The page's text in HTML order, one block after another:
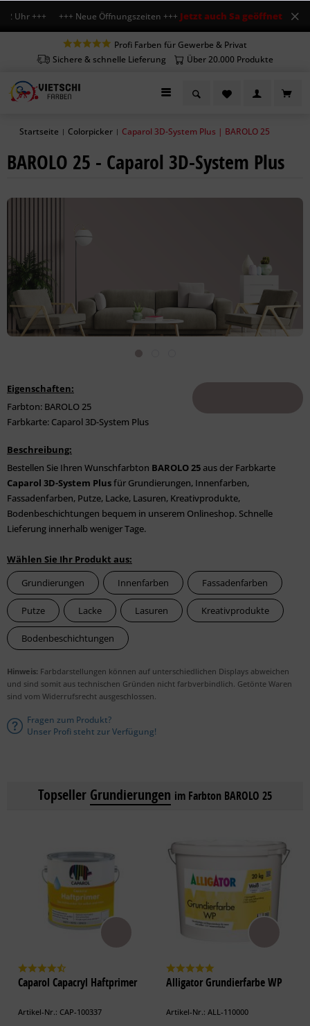
Uhr +++ +++ Neue Öffnungszeiten +++Jetzt auch Sa geöffnet+++ Mo-
Profi Farben für Gewerbe & Privat
Sichere & schnelle Lieferung
Über 20.000 Produkte
Startseite | Colorpicker | Caparol 3D-System Plus | BAROLO 25
BAROLO 25 - Caparol 3D-System Plus
Eigenschaften:
Farbton: BAROLO 25
Farbkarte: Caparol 3D-System Plus
Beschreibung:
Bestellen Sie Ihren Wunschfarbton BAROLO 25aus der Farbkarte
Caparol 3D-System Plusfür Grundierungen, Innenfarben,
Fassadenfarben, Putze, Lacke, Lasuren, Kreativprodukte,
Bodenbeschichtungen bequem in unserem Onlineshop. Schnelle
Lieferung innerhalb weniger Tage.
Wählen Sie Ihr Produkt aus:
Grundierungen
Innenfarben Fassadenfarben
Putze Lacke Lasuren Kreativprodukte
Bodenbeschichtungen
Hinweis: Farbdarstellungen können auf unterschiedlichen Displays abweichen
und sind somit aus technischen Gründen nicht farbverbindlich. Getönte Waren
sind vom Widerrufsrecht ausgeschlossen.
Fragen zum Produkt?
Unser Profi steht zur Verfügung!
Topseller Grundierungen im Farbton BAROLO 25
Caparol Capacryl Haftprimer
Artikel-Nr.: CAP-100337
Alligator Grundierfarbe WP
Artikel-Nr.: ALL-110000